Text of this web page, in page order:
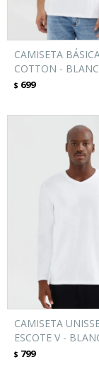
CAMISETA
COTTON -
$ 699
CAMISETA
ESCOTE V -
$ 799